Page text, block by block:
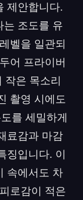
제안합니다.
는 조도를 유
벨을 일관되
어 프라이버
작은 목소리
촬영 시에도
를 세밀하게
료감과 마감
징입니다. 이
속에서도 차
로감이 적은